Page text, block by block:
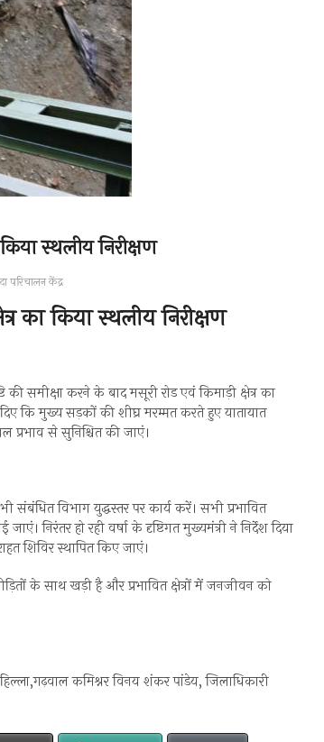
स्थलीय निरीक्षण
परिचालन केंद्र
का किया स्थलीय निरीक्षण
समीक्षा करने के बाद मसूरी रोड एवं किमाड़ी क्षेत्र का
दिए कि मुख्य सड़कों की शीघ्र मरम्मत करते हुए यातायात
से सुनिश्चित की जाएं।
संबंधित विभाग युद्धस्तर पर कार्य करें। सभी प्रभावित
निरंतर हो रही वर्षा के दृष्टिगत मुख्यमंत्री ने निर्देश दिया
शिविर स्थापित किए जाएं।
के साथ खड़ी है और प्रभावित क्षेत्रों में जनजीवन को
कमिश्नर विनय शंकर पांडेय, जिलाधिकारी